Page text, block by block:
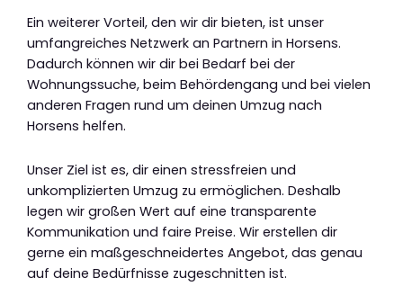
Ein weiterer Vorteil, den wir dir bieten, ist unser
umfangreiches Netzwerk an Partnern in Horsens.
Dadurch können wir dir bei Bedarf bei der
Wohnungssuche, beim Behördengang und bei vielen
anderen Fragen rund um deinen Umzug nach
Horsens helfen.
Unser Ziel ist es, dir einen stressfreien und
unkomplizierten Umzug zu ermöglichen. Deshalb
legen wir großen Wert auf eine transparente
Kommunikation und faire Preise. Wir erstellen dir
gerne ein maßgeschneidertes Angebot, das genau
auf deine Bedürfnisse zugeschnitten ist.